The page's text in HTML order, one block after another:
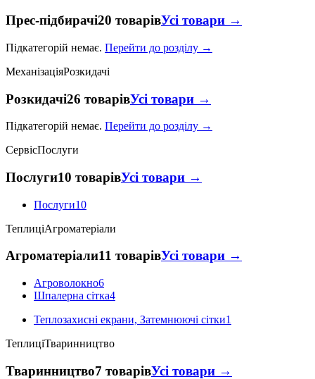
Прес-підбирачі20 товарівУсі товари →
Підкатегорій немає. Перейти до розділу →
МеханізаціяРозкидачі
Розкидачі26 товарівУсі товари →
Підкатегорій немає. Перейти до розділу →
СервісПослуги
Послуги10 товарівУсі товари →
Послуги10
ТеплиціАгроматеріали
Агроматеріали11 товарівУсі товари →
Агроволокно6
Шпалерна сітка4
Теплозахисні екрани, Затемнюючі сітки1
ТеплиціТваринництво
Тваринництво7 товарівУсі товари →